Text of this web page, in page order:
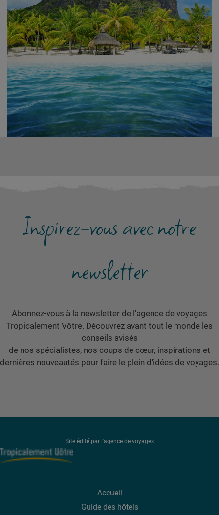
Inspirez-vous avec notre
newsletter
Abonnez-vous à la newsletter de l'agence de voyages
Tropicalement Vôtre. Découvrez avant tout le monde les
conseils avisés
de nos spécialistes, nos coups de cœur, inspirations et
dernières nouveautés pour faire le plein d'idées de voyages.
Site édité par l'agence de voyages
Accueil
Guide des hôtels